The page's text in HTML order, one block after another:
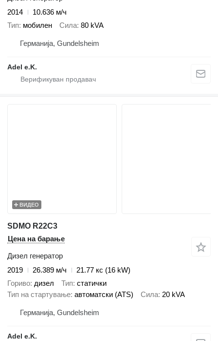
2014
10.636 м/ч
Тип мобилен Сила 80 kVA
Германија, Gundelsheim
Adel e.K.
ВИДЕО
SDMO R22C3
Цена на барање
Дизел генератор
2019
26.389 м/ч
21.77 кс (16 kW)
Гориво дизел Тип статички
Тип на стартување автоматски (ATS) Сила 20 kVA
Германија, Gundelsheim
Adel e.K.